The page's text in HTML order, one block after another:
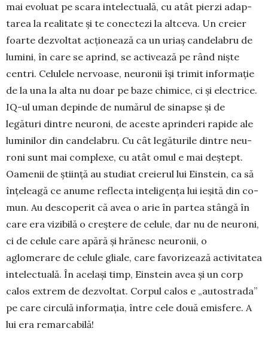
mai evo­luat pe scara intelec­tuală, cu atât pierzi adap­
tarea la realitate și te co­nectezi la altceva. Un cre­ier
foarte dezvoltat acțio­nează ca un uriaș can­delabru de
lu­mini, în care se aprind, se activează pe rând niște
centri. Celulele nervoase, neuronii își trimit informație
de la una la alta nu doar pe baze chi­mice, ci și electrice.
IQ-ul uman depinde de nu­mărul de sinapse și de
legături dintre neuroni, de aceste aprinderi rapide ale
lu­minilor din cande­labru. Cu cât legăturile dintre ne­u­
roni sunt mai com­plexe, cu atât omul e mai deș­tept.
Oamenii de știință au studiat creierul lui Eins­tein, ca să
înțe­leagă ce anume reflecta inteligența lui ieșită din co­
mun. Au descoperit că avea o arie în partea stângă în
care era vizibilă o creștere de celule, dar nu de neu­roni,
ci de celule care apără și hră­­nesc neuronii, o
aglomerare de celule gliale, care favorizează ac­tivitatea
intelectuală. În același timp, Einstein avea și un corp
calos extrem de dez­voltat. Corpul calos e „autostrada”
pe care circulă informația, între cele două emisfere. A
lui era remarcabilă!